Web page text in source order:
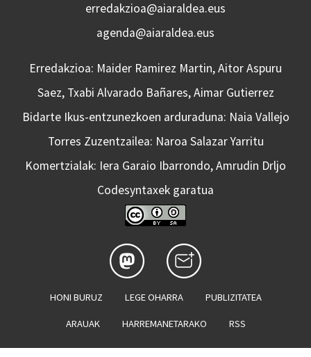
erredakzioa@aiaraldea.eus
agenda@aiaraldea.eus
Erredakzioa: Maider Ramirez Martin, Aitor Aspuru
Saez, Txabi Alvarado Bañares, Aimar Gutierrez
Bidarte Ikus-entzunezkoen arduraduna: Naia Vallejo
Torres Zuzentzailea: Naroa Salazar Yarritu
Komertzialak: Iera Garaio Ibarrondo, Amrudin Drljo
Codesyntaxek garatua
HONI BURUZ LEGE OHARRA PUBLIZITATEA
ARAUAK HARREMANETARAKO RSS